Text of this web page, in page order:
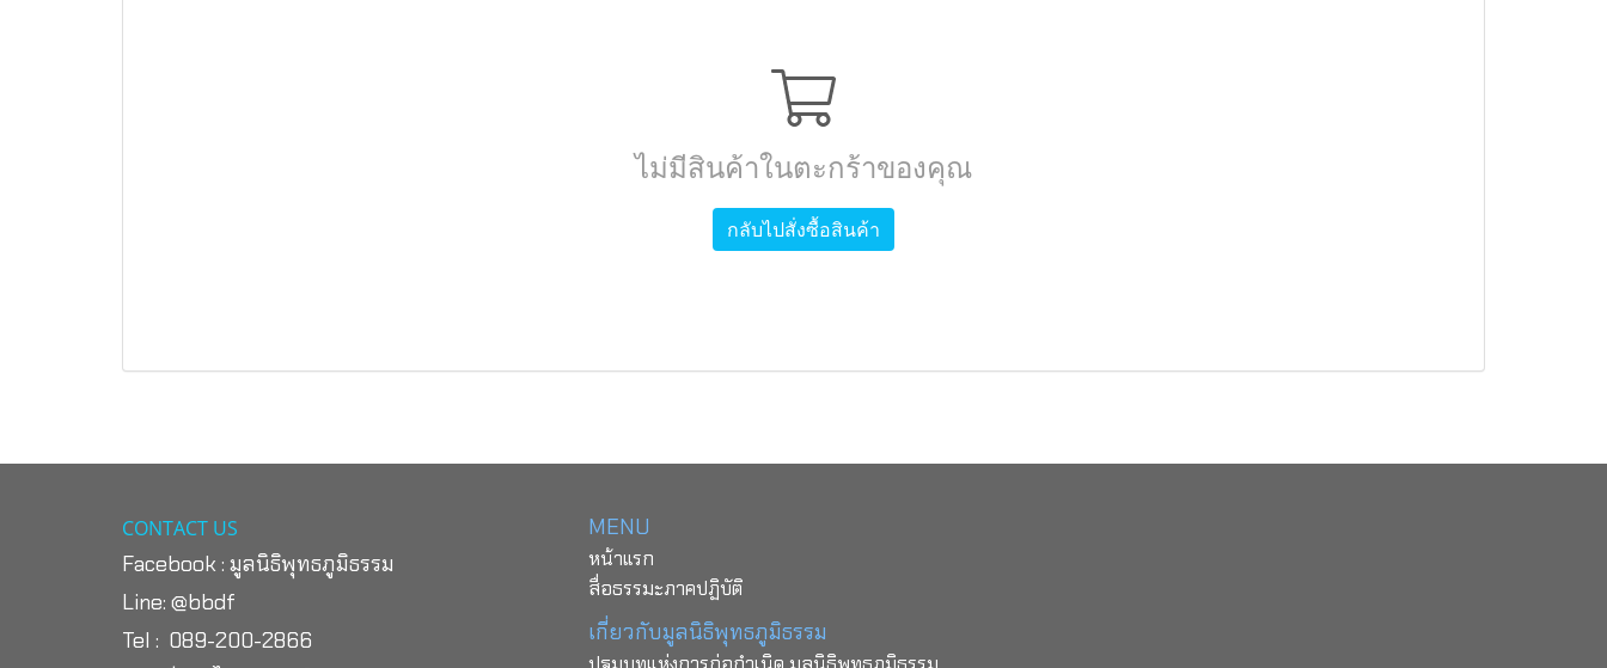
ไม่มีสินค้าในตะกร้าของคุณ
กลับไปสั่งซื้อสินค้า
CONTACT US
Facebook : มูลนิธิพุทธภูมิธรรม
Line: @bbdf
Tel : 089-200-2866
MENU
หน้าแรก
สื่อธรรมะภาคปฏิบัติ
เกี่ยวกับมูลนิธิพุทธภูมิธรรม